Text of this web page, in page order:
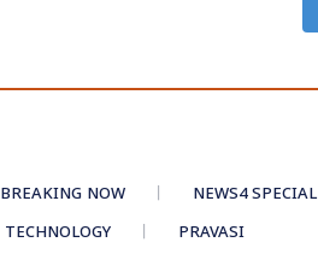
BREAKING NOW NEWS4 SPECIAL
TECHNOLOGY PRAVASI